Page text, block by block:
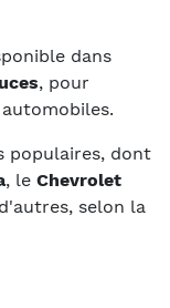
dans
, pour
populaires, dont
, le Chevrolet
selon la